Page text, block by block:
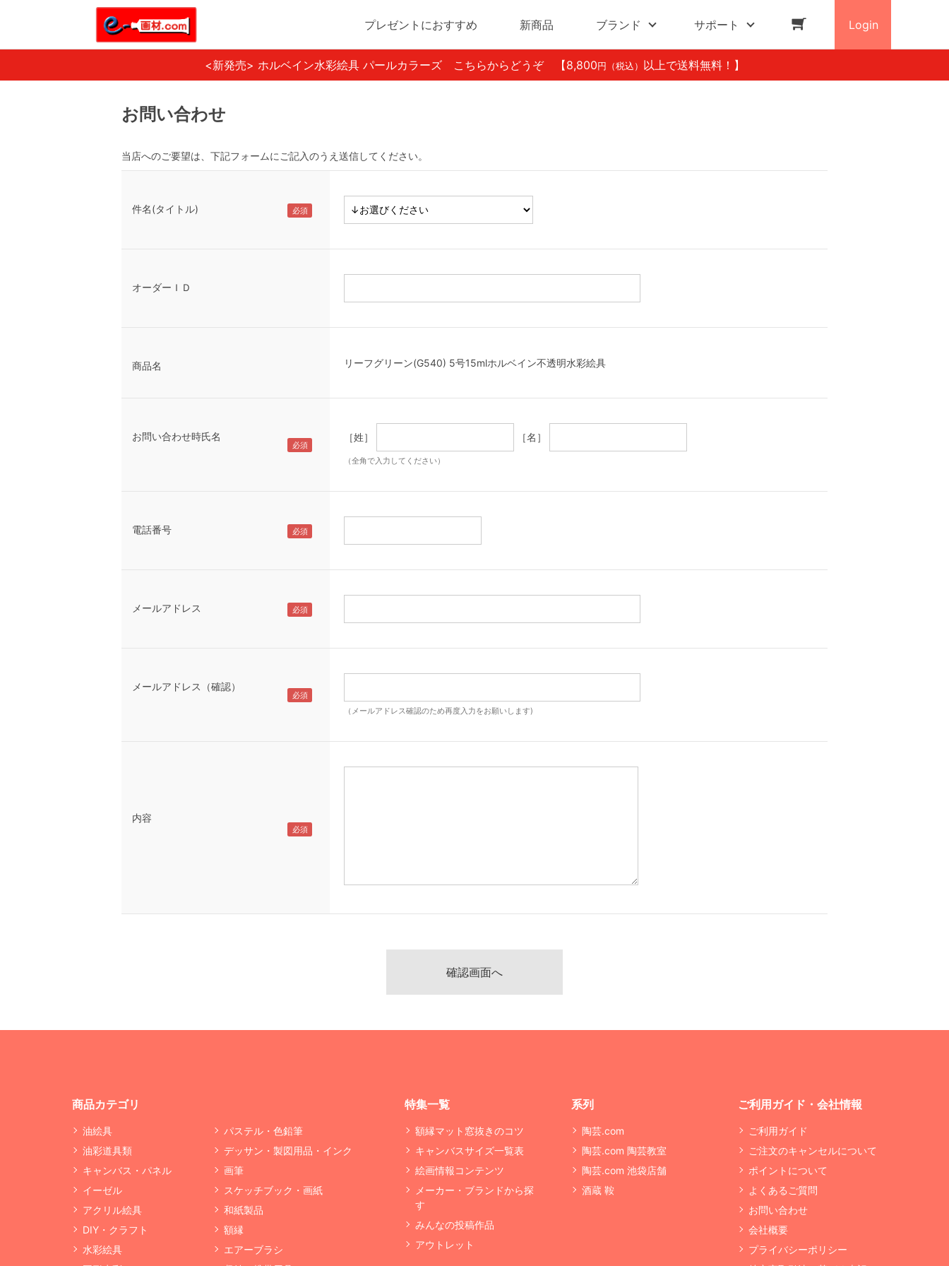
プレゼントにおすすめ 新商品 ブランド サポート Login
<新発売> ホルベイン水彩絵具 パールカラーズ こちらからどうぞ 【8,800 円（税込） 以上で送料無料！】
お問い合わせ
当店へのご要望は、下記フォームにご記入のうえ送信してください。
件名(タイトル)
オーダーＩＤ
商品名 リーフグリーン(G540) 5号15mlホルベイン不透明水彩絵具
お問い合わせ時氏名 ［姓］ ［名］
（全角で入力してください）
電話番号
メールアドレス
メールアドレス（確認）
（メールアドレス確認のため再度入力をお願いします)
内容
商品カテゴリ
油絵具
油彩道具類
キャンバス・パネル
イーゼル
アクリル絵具
DIY・クラフト
水彩絵具
パステル・色鉛筆
デッサン・製図用品・インク
画筆
スケッチブック・画紙
和紙製品
額縁
エアーブラシ
特集一覧
額縁マット窓抜きのコツ
キャンバスサイズ一覧表
絵画情報コンテンツ
メーカー・ブランドから探
す
みんなの投稿作品
アウトレット
系列
陶芸.com
陶芸.com 陶芸教室
陶芸.com 池袋店舗
酒蔵 鞍
ご利用ガイド・会社情報
ご利用ガイド
ご注文のキャンセルについて
ポイントについて
よくあるご質問
お問い合わせ
会社概要
プライバシーポリシー